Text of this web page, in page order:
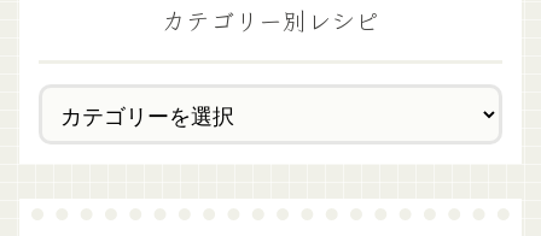
カテゴリー別レシピ